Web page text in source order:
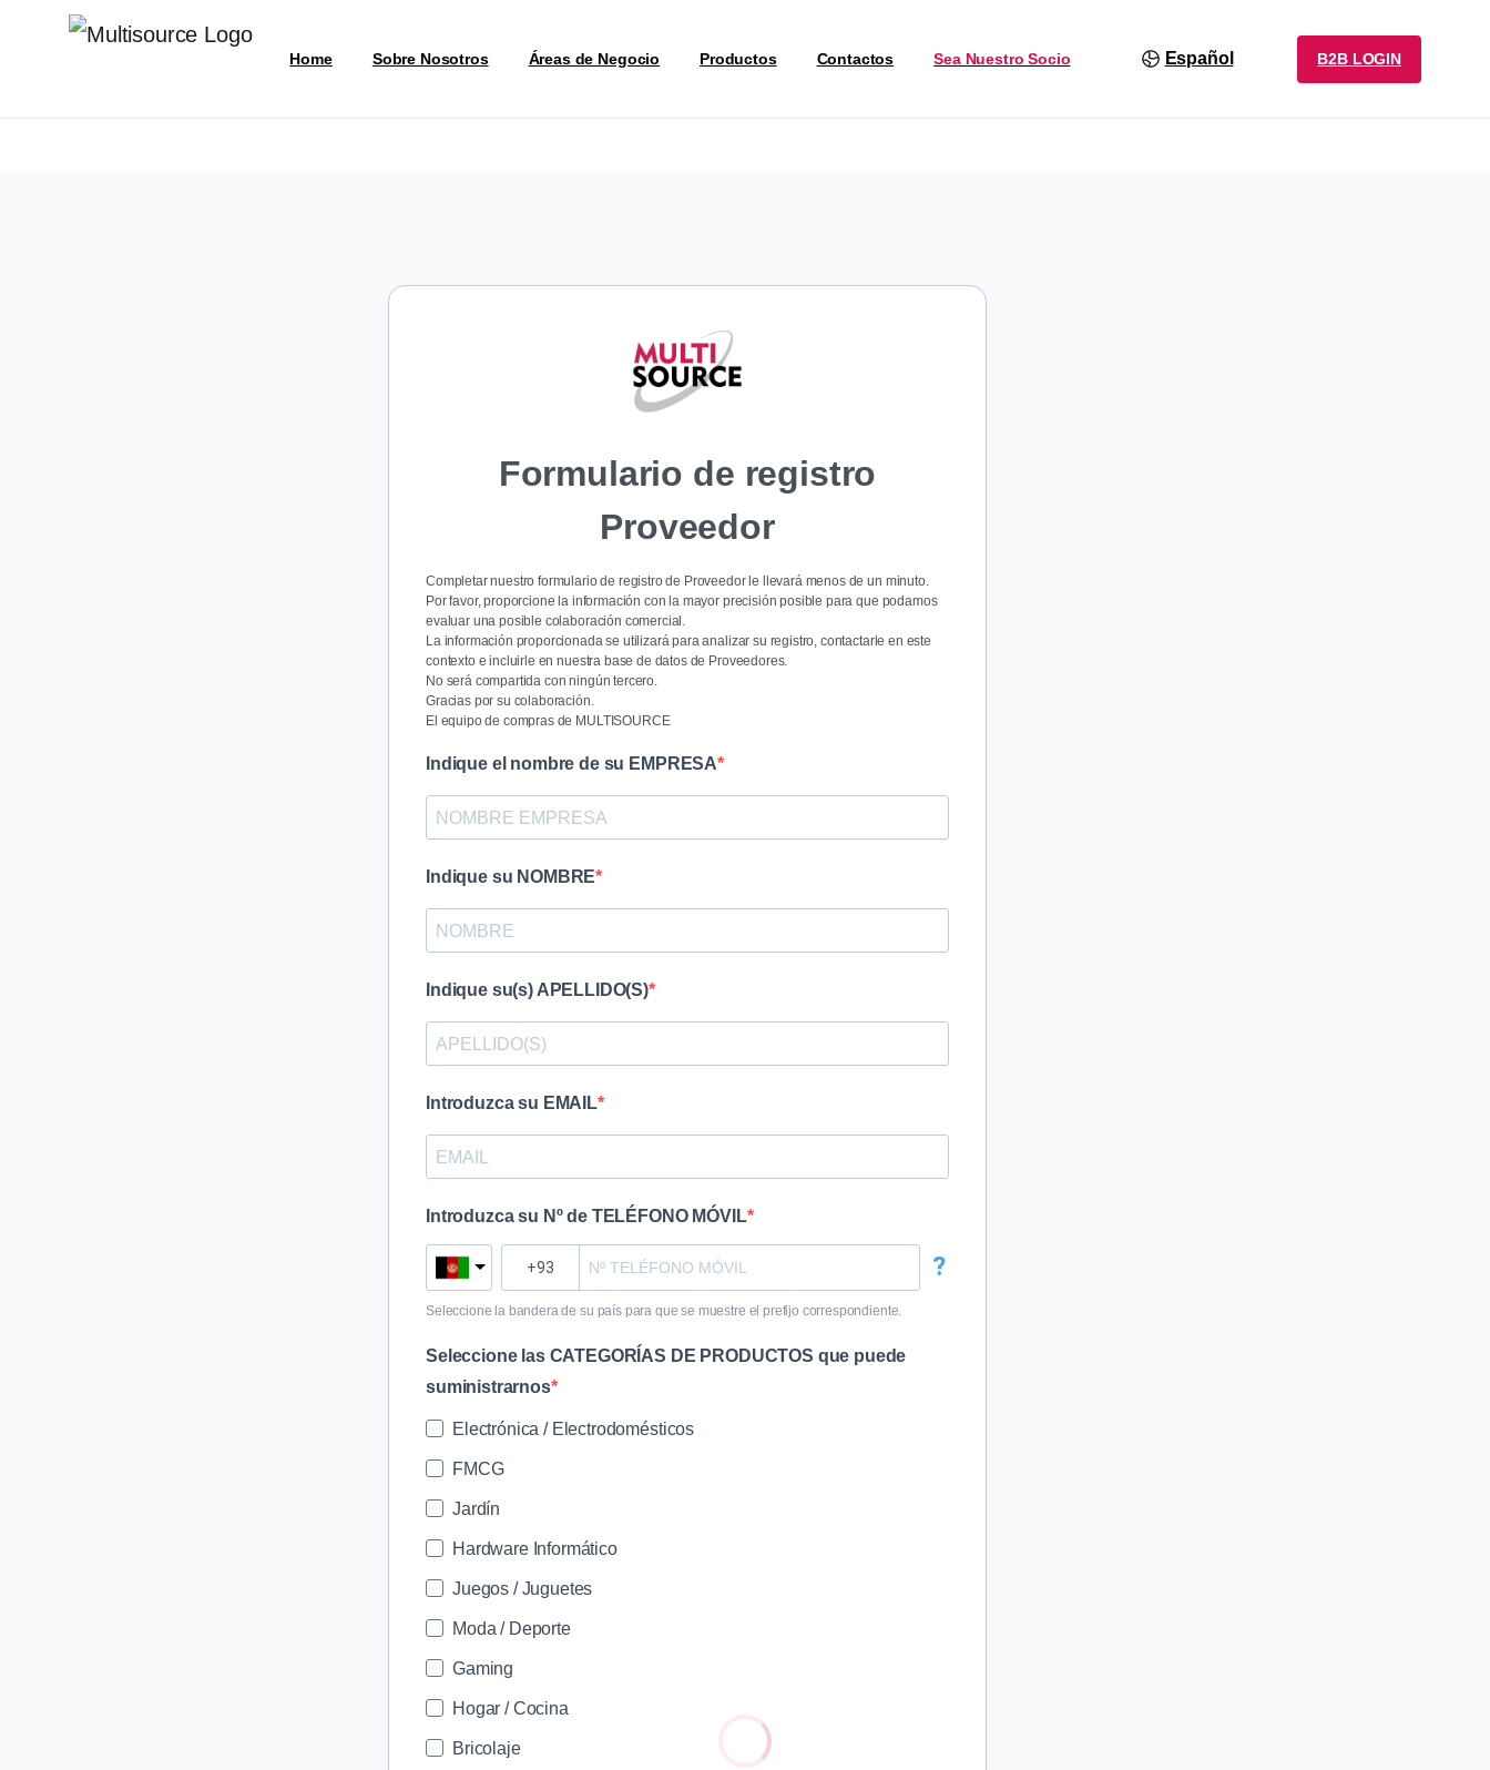
Home Sobre Nosotros Áreas de Negocio Productos Contactos Sea Nuestro Socio Español B2B LOGIN
Formulario de registro
Proveedor
Completar nuestro formulario de registro de Proveedor le llevará menos de un minuto.
Por favor, proporcione la información con la mayor precisión posible para que podamos
evaluar una posible colaboración comercial.
La información proporcionada se utilizará para analizar su registro, contactarle en este
contexto e incluirle en nuestra base de datos de Proveedores.
No será compartida con ningún tercero.
Gracias por su colaboración.
El equipo de compras de MULTISOURCE
Indique el nombre de su EMPRESA
Indique su NOMBRE
Indique su(s) APELLIDO(S)
Introduzca su EMAIL
Introduzca su Nº de TELÉFONO MÓVIL
?
Seleccione la bandera de su país para que se muestre el prefijo correspondiente.
Seleccione las CATEGORÍAS DE PRODUCTOS que puede
suministrarnos
Electrónica / Electrodomésticos
FMCG
Jardín
Hardware Informático
Juegos / Juguetes
Moda / Deporte
Gaming
Hogar / Cocina
Bricolaje